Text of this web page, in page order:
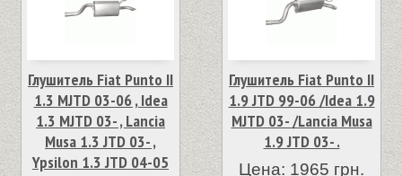
Глушитель Fiat Punto II
1.3 MJTD 03-06 , Idea
1.3 MJTD 03- , Lancia
Musa 1.3 JTD 03- ,
Ypsilon 1.3 JTD 04-05
Глушитель Fiat Punto II
1.9 JTD 99-06 /Idea 1.9
MJTD 03- /Lancia Musa
1.9 JTD 03- .
Цена: 1965 грн.